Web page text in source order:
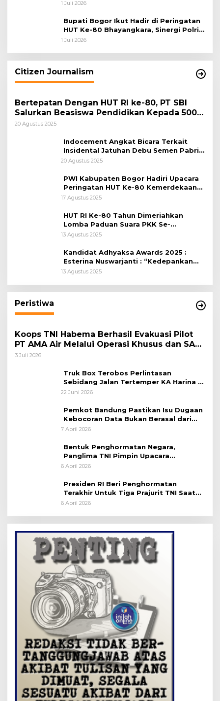
Pengabdian dan Pererat Kebersamaan
1 Juli 2026
Bupati Bogor Ikut Hadir di Peringatan
HUT Ke-80 Bhayangkara, Sinergi Polri
dan Pemkab Bogor Jadi Kunci Menjaga
1 Juli 2026
Citizen Journalism
Bertepatan Dengan HUT RI ke-80, PT SBI
Salurkan Beasiswa Pendidikan Kepada 500
Pelajar
20 Agustus 2025
Indocement Angkat Bicara Terkait
Insidental Jatuhan Debu Semen Pabrik
Citeureup
20 Agustus 2025
PWI Kabupaten Bogor Hadiri Upacara
Peringatan HUT Ke-80 Kemerdekaan
RI, di Lapangan Tegar Beriman
17 Agustus 2025
HUT RI Ke-80 Tahun Dimeriahkan
Lomba Paduan Suara PKK Se-
Kabupaten Bogor
13 Agustus 2025
Kandidat Adhyaksa Awards 2025 :
Esterina Nuswarjanti : “Kedepankan
Keadilan Restoratif Wujudkan
13 Agustus 2025
Peristiwa
Koops TNI Habema Berhasil Evakuasi Pilot
PT AMA Air Melalui Operasi Khusus dan SAR
Taktis
3 Juli 2026
Truk Box Terobos Perlintasan
Sebidang Jalan Tertemper KA Harina di
Jalan Stasiun Poncol-Jrakah Semarang
22 Juni 2026
Pemkot Bandung Pastikan Isu Dugaan
Kebocoran Data Bukan Berasal dari
Server Disdukcapil
7 April 2026
Bentuk Penghormatan Negara,
Panglima TNI Pimpin Upacara
Pemakaman Militer
6 April 2026
Presiden RI Beri Penghormatan
Terakhir Untuk Tiga Prajurit TNI Saat
Persemayaman di Bandara Soekarno-
6 April 2026